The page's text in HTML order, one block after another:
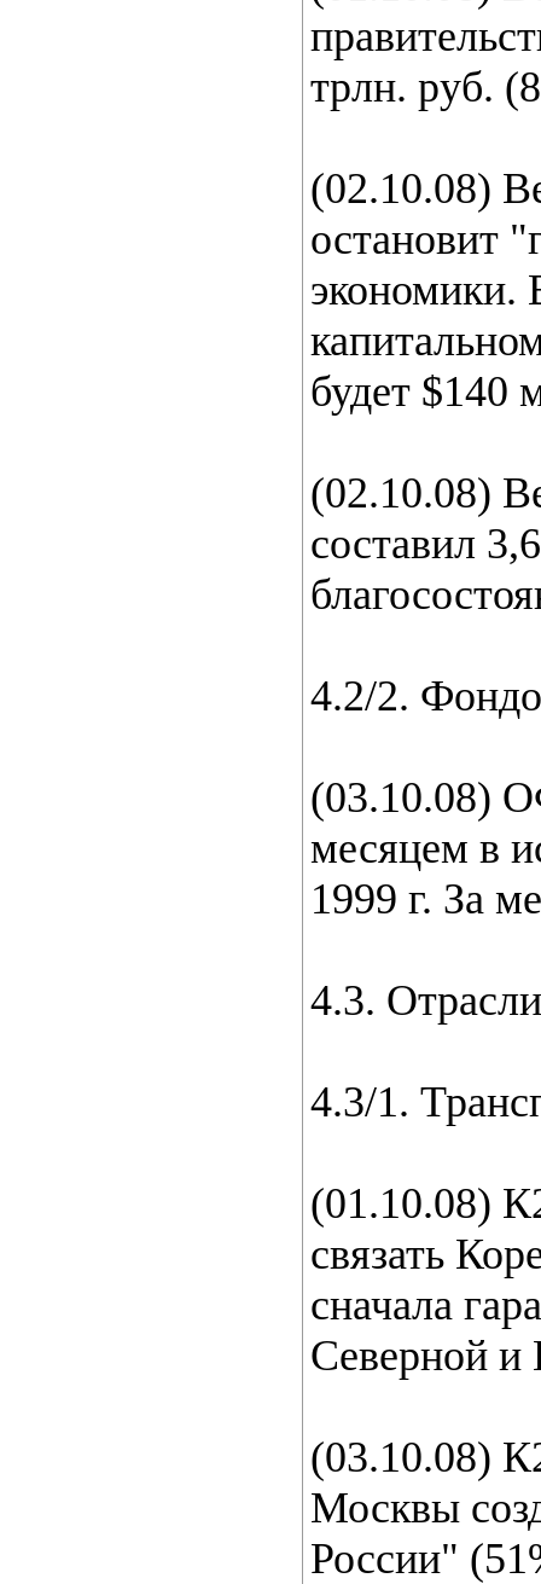
трлн. руб.
(02.10.08)
остановит
экономики.
будет $140
(02.10.08)
составил
4.2/2.
(03.10.08)
месяцем в
1999 г. За
4.3.
4.3/1.
(01.10.08)
связать
сначала
Северной
(03.10.08)
Москвы
России"